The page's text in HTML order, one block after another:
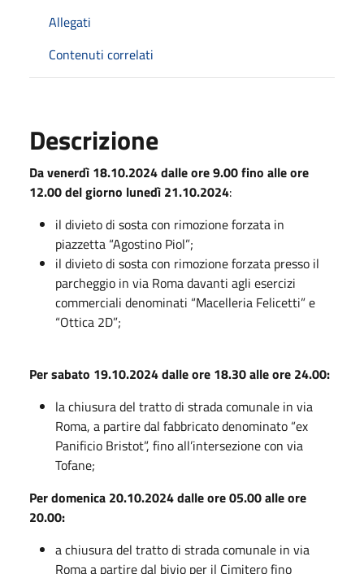
Allegati
Contenuti correlati
Descrizione
Da venerdì 18.10.2024 dalle ore 9.00 fino alle ore
12.00 del giorno lunedì 21.10.2024:
il divieto di sosta con rimozione forzata in
piazzetta “Agostino Piol”;
il divieto di sosta con rimozione forzata presso il
parcheggio in via Roma davanti agli esercizi
commerciali denominati “Macelleria Felicetti” e
“Ottica 2D”;
Per sabato 19.10.2024 dalle ore 18.30 alle ore 24.00:
la chiusura del tratto di strada comunale in via
Roma, a partire dal fabbricato denominato “ex
Panificio Bristot”, fino all’intersezione con via
Tofane;
Per domenica 20.10.2024 dalle ore 05.00 alle ore
20.00:
a chiusura del tratto di strada comunale in via
Roma a partire dal bivio per il Cimitero fino